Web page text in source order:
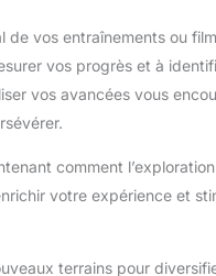
de vos entraînements ou
vos progrès et à
vos avancées vous
comment
votre expérience et
terrains pour